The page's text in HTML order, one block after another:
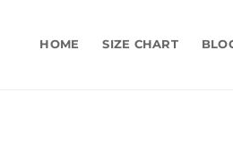
HOME SIZE CHART